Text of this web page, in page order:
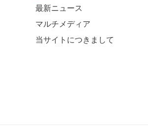
最新ニュース
マルチメディア
当サイトにつきまして